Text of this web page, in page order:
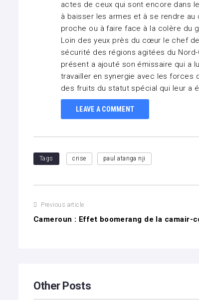
actes de ceux qui sont encore dans
à baisser les armes et à se rendre
proche ou à faire face à la colère du
Loin des yeux près du cœur le chef
sécurité des régions agitées du
présent a ajouté son émissaire qui a
travailler en synergie avec les
des fruits du statut spécial qui leur a
LEAVE A COMMENT
Tags crise paul atanga nji
Navigation
Previous article
Cameroun : Effet boomerang de la camair-
Other Posts